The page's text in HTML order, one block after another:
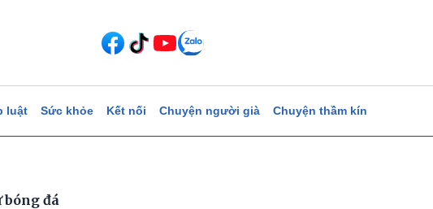
luật Sức khỏe Kết nối Chuyện người già Chuyện thầm kín
đá